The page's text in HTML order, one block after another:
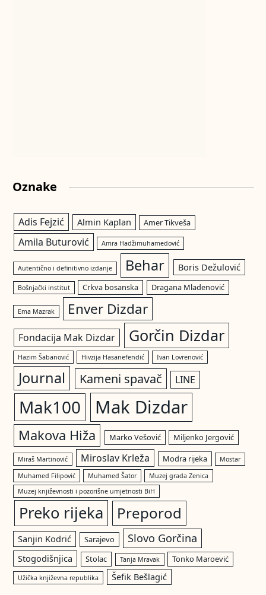
Oznake
Adis Fejzić Almin Kaplan Amer Tikveša
Amila Buturović Amra Hadžimuhamedović
Autentično i definitivno izdanje Behar Boris Dežulović
Bošnjački institut Crkva bosanska Dragana Mladenović
Ema Mazrak Enver Dizdar
Fondacija Mak Dizdar Gorčin Dizdar
Hazim Šabanović Hivzija Hasanefendić Ivan Lovrenović
Journal Kameni spavač LINE
Mak100 Mak Dizdar
Makova Hiža Marko Vešović Miljenko Jergović
Miraš Martinović Miroslav Krleža Modra rijeka
Mostar
Muhamed Filipović
Muhamed Šator
Muzej grada Zenica
Muzej književnosti i pozorišne umjetnosti BiH
Preko rijeka Preporod
Sanjin Kodrić Sarajevo Slovo Gorčina
Stogodišnjica Stolac Tanja Mravak Tonko Maroević
Užička književna republika Šefik Bešlagić